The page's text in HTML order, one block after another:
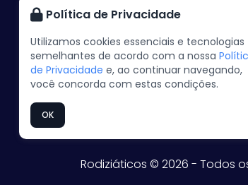
segura. Atendemos todo o
soluções inovadoras e sob
empresa.
Rodiziáticos © 2026 - Todos
Política de Privacidade
Utilizamos cookies essenciais e tecnologias
semelhantes de acordo com a nossa
de Privacidade e, ao continuar navegando,
você concorda com estas condições.
OK